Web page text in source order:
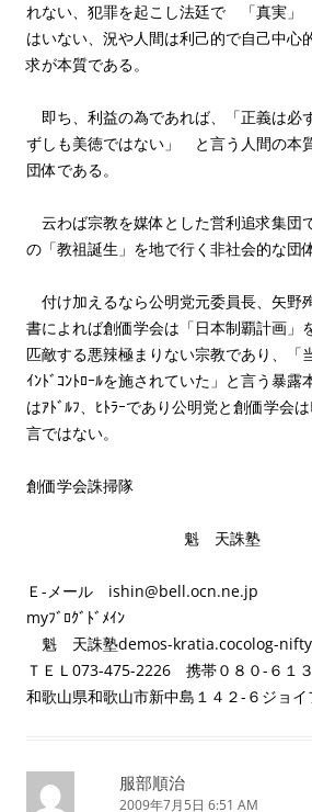
れない、犯罪を起こし法廷で 「真実
はいない、況や人間は利己的で自己中心
求が本質である。
即ち、利益の為であれば、「正義は必
ずしも美徳ではない」 と言う人間の本
団体である。
云わば宗教を媒体とした営利追求集団
の「教祖誕生」を地で行く非社会的な団
付け加えるなら公明党元委員長、矢野
書によれば創価学会は「日本制覇計画」
匹敵する悪辣極まりない宗教であり、「
ｲﾝﾄﾞｺﾝﾄﾛｰﾙを施されていた」と言う暴露
はｱﾄﾞﾙﾌ、ﾋﾄﾗｰであり公明党と創価学会
言ではない。
創価学会誅掃隊
魁 天誅塾
Ｅ-メール ishin@bell.ocn.ne.jp
myﾌﾞﾛｸﾞﾄﾞﾒｲﾝ
魁 天誅塾demos-kratia.cocolog-
ＴＥＬ073-475-2226 携帯０８０-６１３
和歌山県和歌山市新中島１４２-６ジョ
服部順治
2009年7月5日 6:51 AM